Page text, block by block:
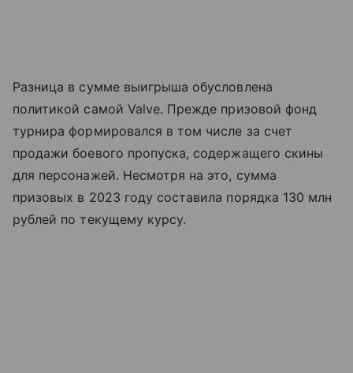
Разница в сумме выигрыша обусловлена
политикой самой Valve. Прежде призовой фонд
турнира формировался в том числе за счет
продажи боевого пропуска, содержащего скины
для персонажей. Несмотря на это, сумма
призовых в 2023 году составила порядка 130 млн
рублей по текущему курсу.